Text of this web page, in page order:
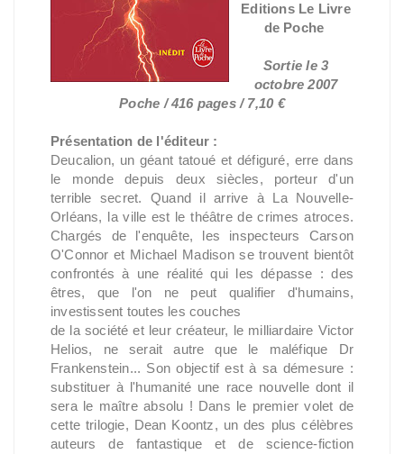
Editions Le Livre
de Poche
Sortie le 3
octobre 2007
Poche /416 pages / 7,10 €
Présentation de l'éditeur :
Deucalion, un géant tatoué et défiguré, erre dans
le monde depuis deux siècles, porteur d'un
terrible secret. Quand il arrive à La Nouvelle-
Orléans, la ville est le théâtre de crimes atroces.
Chargés de l'enquête, les inspecteurs Carson
O'Connor et Michael Madison se trouvent bientôt
confrontés à une réalité qui les dépasse : des
êtres, que l'on ne peut qualifier d'humains,
investissent toutes les couches
de la société et leur créateur, le milliardaire Victor
Helios, ne serait autre que le maléfique Dr
Frankenstein... Son objectif est à sa démesure :
substituer à l'humanité une race nouvelle dont il
sera le maître absolu ! Dans le premier volet de
cette trilogie, Dean Koontz, un des plus célèbres
auteurs de fantastique et de science-fiction